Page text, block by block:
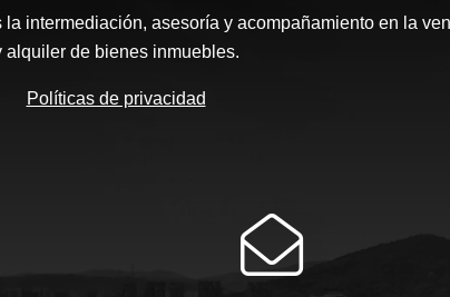
intermediación, asesoría y acompañamiento en la
alquiler de bienes inmuebles.
Políticas de privacidad